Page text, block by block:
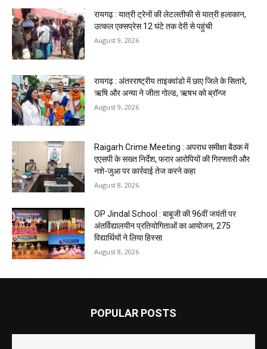
रायगढ़ : यात्री ट्रेनों की लेटलतीफी से यात्री हलाकान,
उत्कल एक्सप्रेस 12 घंटे तक देरी से पहुंची
August 9, 2026
रायगढ़ : अंतरराष्ट्रीय ताइक्वांडो में छाए जिले के सितारे,
ऋषि और अन्या ने जीता गोल्ड, ऋषभ को ब्रॉन्ज
August 9, 2026
Raigarh Crime Meeting : अपराध समीक्षा बैठक में
एएसपी के सख्त निर्देश, फरार आरोपियों की गिरफ्तारी और
नशे-जुआ पर कार्रवाई तेज करने कहा
August 8, 2026
OP Jindal School : बाबूजी की 96वीं जयंती पर
अंतर्विद्यालयीन प्रतियोगिताओं का आयोजन, 275
विद्यार्थियों ने लिया हिस्सा
August 8, 2026
POPULAR POSTS